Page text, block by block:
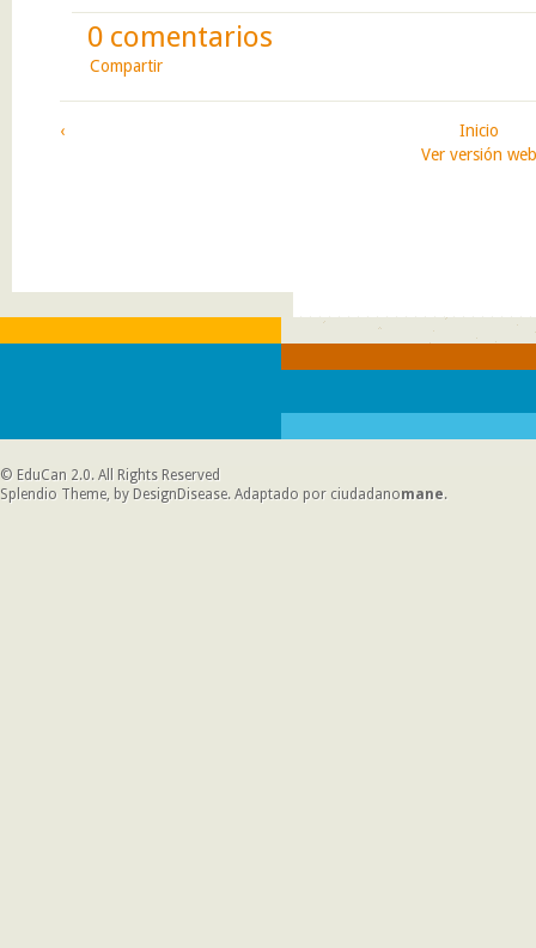
0 comentarios
Compartir
‹
Inicio
Ver versión web
© EduCan 2.0. All Rights Reserved
Splendio Theme, by DesignDisease. Adaptado por ciudadanomane.